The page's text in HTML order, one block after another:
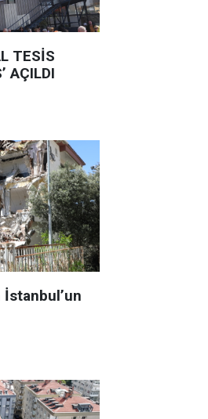
TESİS
AÇILDI